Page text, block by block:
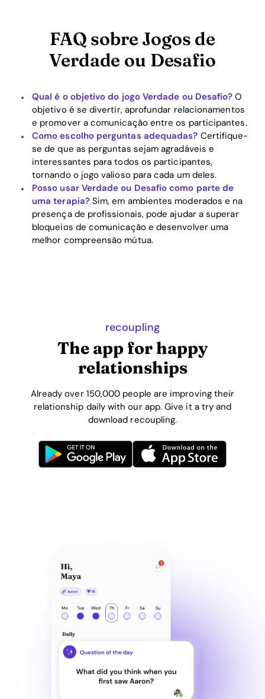
FAQ sobre Jogos de
Verdade ou Desafio
Qual é o objetivo do jogo Verdade ou Desafio? O
objetivo é se divertir, aprofundar relacionamentos
e promover a comunicação entre os participantes.
Como escolho perguntas adequadas? Certifique-
se de que as perguntas sejam agradáveis e
interessantes para todos os participantes,
tornando o jogo valioso para cada um deles.
Posso usar Verdade ou Desafio como parte de
uma terapia?Sim, em ambientes moderados e na
presença de profissionais, pode ajudar a superar
bloqueios de comunicação e desenvolver uma
melhor compreensão mútua.
recoupling
The app for happy
relationships
Already over 150,000 people are improving their
relationship daily with our app. Give it a try and
download recoupling.